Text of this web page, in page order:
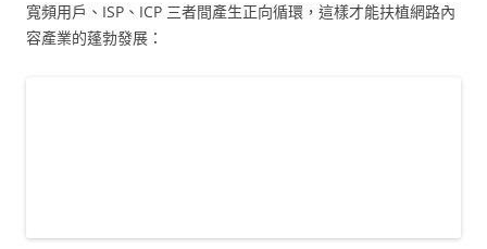
寬頻用戶、ISP、ICP 三者間產生正向循環，這樣才能扶植網路內
容產業的蓬勃發展：